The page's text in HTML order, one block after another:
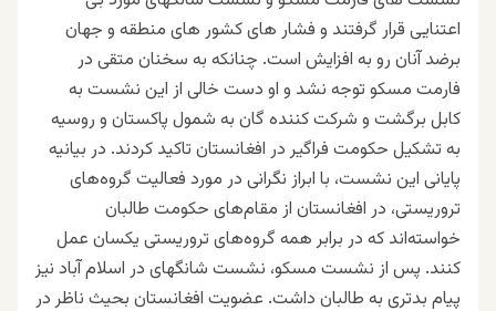
اعتنایی قرار گرفتند و فشار های کشور های منطقه و جهان
برضد آنان رو به افزایش است. چنانکه به سخنان متقی در
فارمت مسکو توجه نشد و او دست خالی از این نشست به
کابل برگشت و شرکت کننده گان به شمول پاکستان و روسیه
به تشکیل حکومت فراگیر در افغانستان تاکید کردند. در بیانیه
پایانی این نشست، با ابراز نگرانی در مورد فعالیت گروه‌های
تروریستی، در افغانستان از مقام‌های حکومت طالبان
خواسته‌اند که در برابر همه گروه‌‌های تروریستی یکسان عمل
کنند. پس از نشست مسکو، نشست شانگهای در اسلام آباد نیز
پیام بدتری به طالبان داشت. عضویت افغانستان بحیث ناظر در